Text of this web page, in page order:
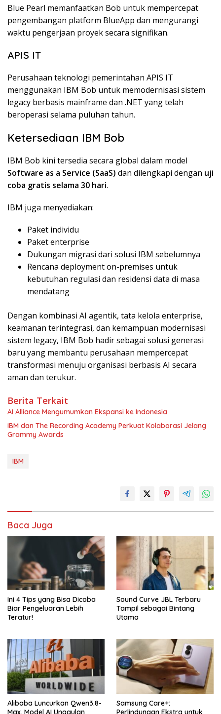
Blue Pearl memanfaatkan Bob untuk mempercepat
pengembangan platform BlueApp dan mengurangi
waktu pengerjaan proyek secara signifikan.
APIS IT
Perusahaan teknologi pemerintahan APIS IT
menggunakan IBM Bob untuk memodernisasi sistem
legacy berbasis mainframe dan .NET yang telah
beroperasi selama puluhan tahun.
Ketersediaan IBM Bob
IBM Bob kini tersedia secara global dalam model
Software as a Service (SaaS) dan dilengkapi dengan uji
coba gratis selama 30 hari.
IBM juga menyediakan:
Paket individu
Paket enterprise
Dukungan migrasi dari solusi IBM sebelumnya
Rencana deployment on-premises untuk
kebutuhan regulasi dan residensi data di masa
mendatang
Dengan kombinasi AI agentik, tata kelola enterprise,
keamanan terintegrasi, dan kemampuan modernisasi
sistem legacy, IBM Bob hadir sebagai solusi generasi
baru yang membantu perusahaan mempercepat
transformasi menuju organisasi berbasis AI secara
aman dan terukur.
Berita Terkait
AI Alliance Mengumumkan Ekspansi ke Indonesia
IBM dan The Recording Academy Perkuat Kolaborasi Jelang
Grammy Awards
IBM
Baca Juga
Ini 4 Tips yang Bisa Dicoba
Biar Pengeluaran Lebih
Teratur!
Sound Curve JBL Terbaru
Tampil sebagai Bintang
Utama
Alibaba Luncurkan Qwen3.8-
Max, Model AI Unggulan
Samsung Care+:
Perlindungan Ekstra untuk